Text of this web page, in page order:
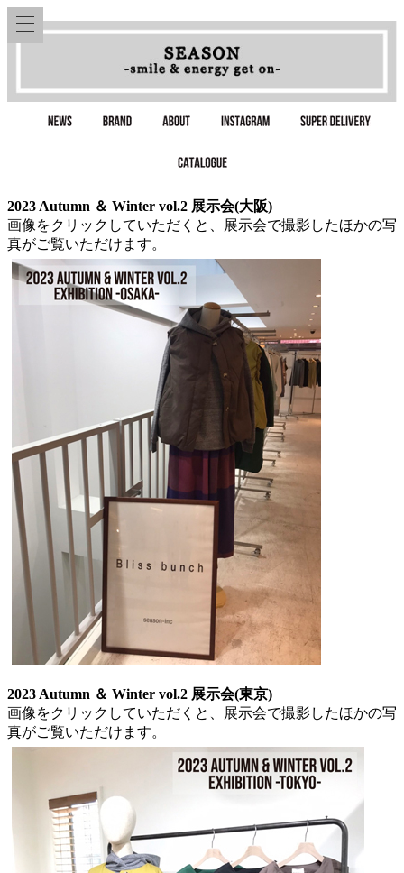
2023 Autumn ＆ Winter vol.2 展示会(大阪)
画像をクリックしていただくと、展示会で撮影したほかの写
真がご覧いただけます。
2023 Autumn ＆ Winter vol.2 展示会(東京)
画像をクリックしていただくと、展示会で撮影したほかの写
真がご覧いただけます。